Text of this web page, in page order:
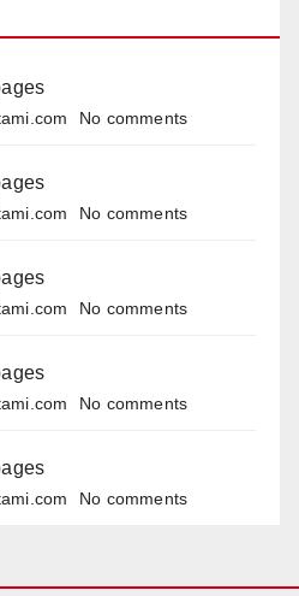
No comments
No comments
No comments
No comments
No comments